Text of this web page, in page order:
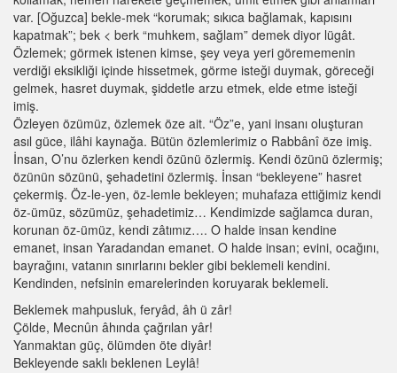
var. [Oğuzca] bekle-mek “korumak; sıkıca bağlamak, kapısını
kapatmak”; bek < berk “muhkem, sağlam” demek diyor lügât.
Özlemek; görmek istenen kimse, şey veya yeri görememenin
verdiği eksikliği içinde hissetmek, görme isteği duymak, göreceği
gelmek, hasret duymak, şiddetle arzu etmek, elde etme isteği
imiş.
Özleyen özümüz, özlemek öze ait. “Öz”e, yani insanı oluşturan
asıl güce, ilâhi kaynağa. Bütün özlemlerimiz o Rabbânî öze imiş.
İnsan, O’nu özlerken kendi özünü özlermiş. Kendi özünü özlermiş;
özünün sözünü, şehadetini özlermiş. İnsan “bekleyene” hasret
çekermiş. Öz-le-yen, öz-lemle bekleyen; muhafaza ettiğimiz kendi
öz-ümüz, sözümüz, şehadetimiz… Kendimizde sağlamca duran,
korunan öz-ümüz, kendi zâtımız…. O halde insan kendine
emanet, insan Yaradandan emanet. O halde insan; evini, ocağını,
bayrağını, vatanın sınırlarını bekler gibi beklemeli kendini.
Kendinden, nefsinin emarelerinden koruyarak beklemeli.
Beklemek mahpusluk, feryâd, âh ü zâr!
Çölde, Mecnûn âhında çağrılan yâr!
Yanmaktan güç, ölümden öte diyâr!
Bekleyende saklı beklenen Leylâ!